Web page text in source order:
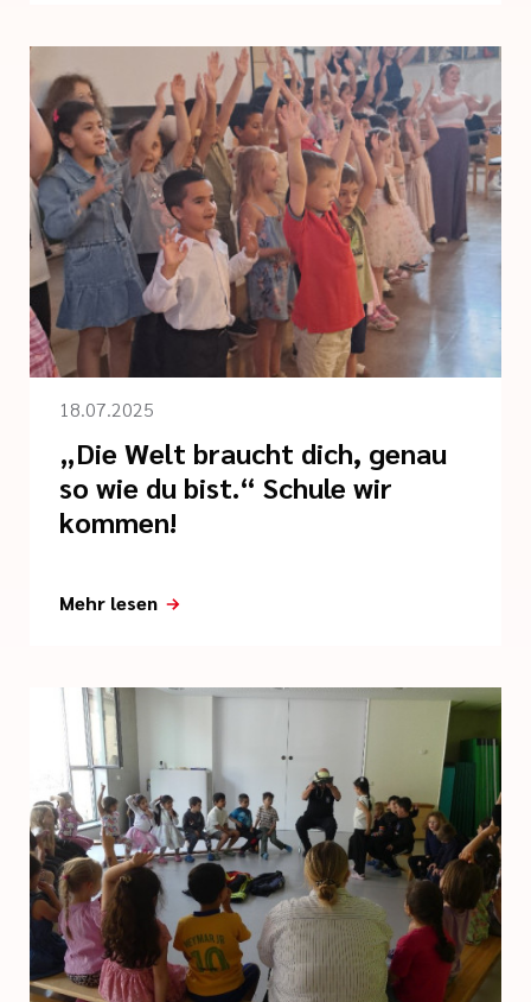
18.07.2025
„Die Welt braucht dich, genau
so wie du bist.“ Schule wir
kommen!
Mehr lesen